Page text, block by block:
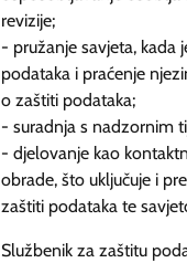
revizije;
- pružanje savjeta, kada
podataka i praćenje
o zaštiti podataka;
- suradnja s nadzornim
- djelovanje kao
obrade, što uključuje i
zaštiti podataka te
Službenik za zaštitu